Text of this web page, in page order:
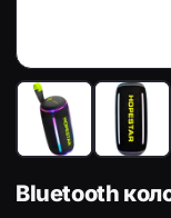
Bluetooth
Bluetooth